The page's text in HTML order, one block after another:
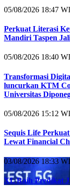
05/08/2026 18:47
Perkuat Literasi
Mandiri Taspen
05/08/2026 18:40
Transformasi
luncurkan KTM
Universitas
05/08/2026 15:12
Sequis Life
Lewat Financial
03/08/2026 18:33
XL Raih Predikat